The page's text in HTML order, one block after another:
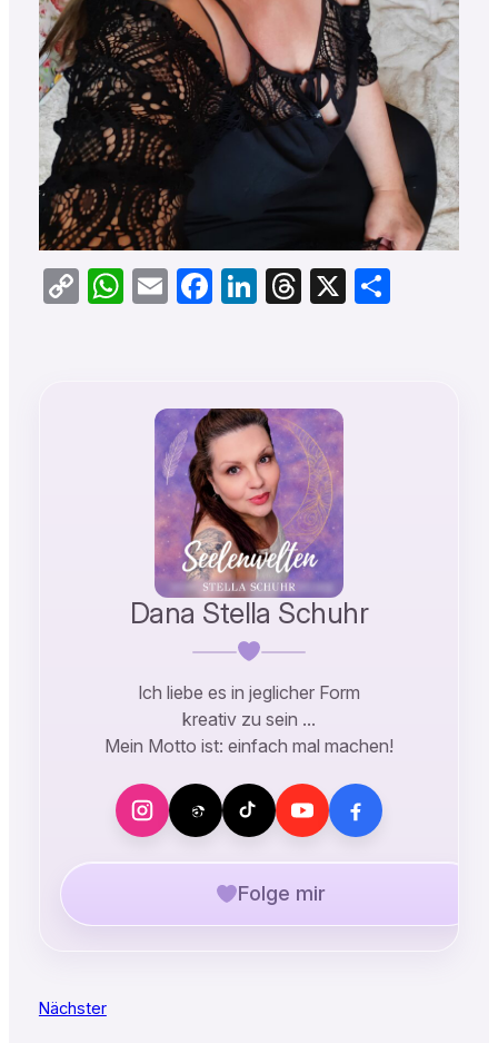
CopyWhatsApp
EmailFacebook
LinkedIn
Threads
X Teilen
Dana Stella Schuhr
Ich liebe es in jeglicher Form
kreativ zu sein …
Mein Motto ist: einfach mal machen!
Folge mir
Nächster